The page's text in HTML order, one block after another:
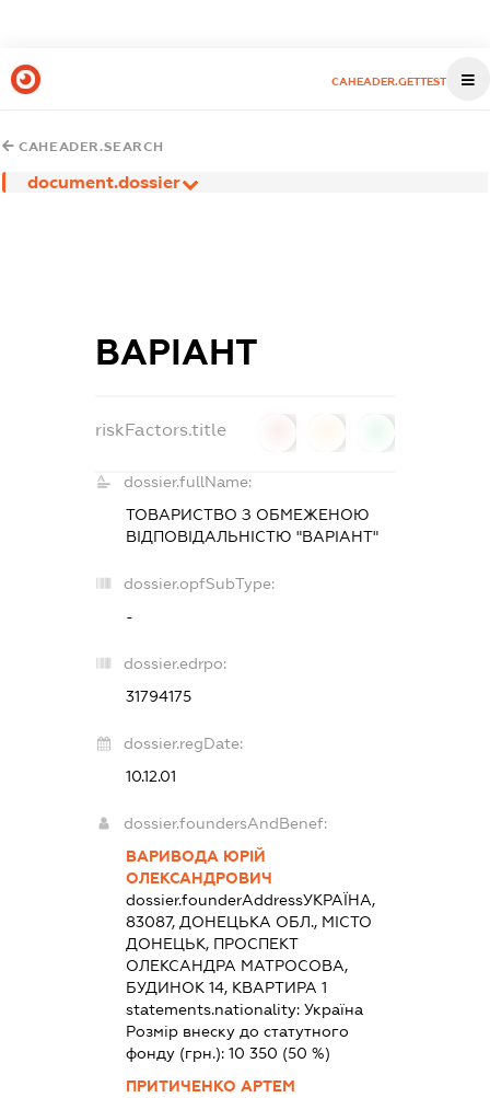
CAHEADER.GETTEST
CAHEADER.SEARCH
document.dossier
ВАРІАНТ
riskFactors.title
dossier.fullName:
ТОВАРИСТВО З ОБМЕЖЕНОЮ
ВІДПОВІДАЛЬНІСТЮ "ВАРІАНТ"
dossier.opfSubType:
-
dossier.edrpo:
31794175
dossier.regDate:
10.12.01
dossier.foundersAndBenef:
ВАРИВОДА ЮРІЙ
ОЛЕКСАНДРОВИЧ
dossier.founderAddressУКРАЇНА,
83087, ДОНЕЦЬКА ОБЛ., МІСТО
ДОНЕЦЬК, ПРОСПЕКТ
ОЛЕКСАНДРА МАТРОСОВА,
БУДИНОК 14, КВАРТИРА 1
statements.nationality: Україна
Розмір внеску до статутного
фонду (грн.): 10 350 (50 %)
ПРИТИЧЕНКО АРТЕМ